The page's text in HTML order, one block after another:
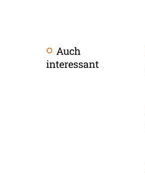
Auch
interessant